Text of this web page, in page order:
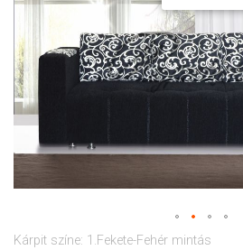
Kárpit színe: 1.Fekete-Fehér mintás